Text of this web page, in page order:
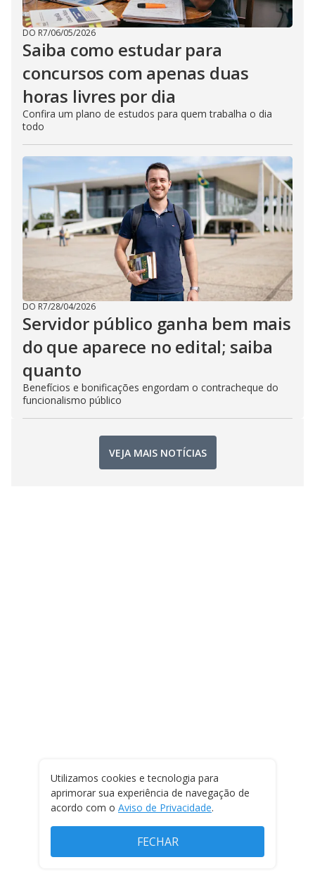
DO R7/06/05/2026
Saiba como estudar para
concursos com apenas duas
horas livres por dia
Confira um plano de estudos para quem trabalha o dia
todo
DO R7/28/04/2026
Servidor público ganha bem mais
do que aparece no edital; saiba
quanto
Benefícios e bonificações engordam o contracheque do
funcionalismo público
VEJA MAIS NOTÍCIAS
Utilizamos cookies e tecnologia para
aprimorar sua experiência de navegação de
acordo com o Aviso de Privacidade.
FECHAR